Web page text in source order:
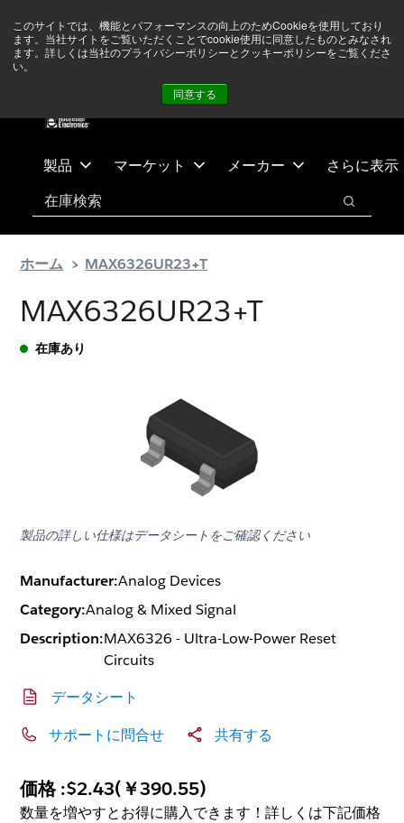
このサイトでは、機能とパフォーマンスの向上のためCookieを使用しており
ます。当社サイトをご覧いただくことでcookie使用に同意したものとみなされ
ます。詳しくは当社のプライバシーポリシーとクッキーポリシーをご覧くださ
い。
同意する
テ
ス
ありません 詳しい情報はこちら➜
製品 マーケット メーカー さらに表示
検索
検索
ホーム MAX6326UR23+T
MAX6326UR23+T
在庫あり
製品の詳しい仕様はデータシートをご確認ください
Manufacturer:Analog Devices
Category:Analog & Mixed Signal
Description:MAX6326 - Ultra-Low-Power Reset
Circuits
データシート
サポートに問合せ 共有する
価格 :$2.43(￥390.55)
数量を増やすとお得に購入できます！詳しくは下記価格